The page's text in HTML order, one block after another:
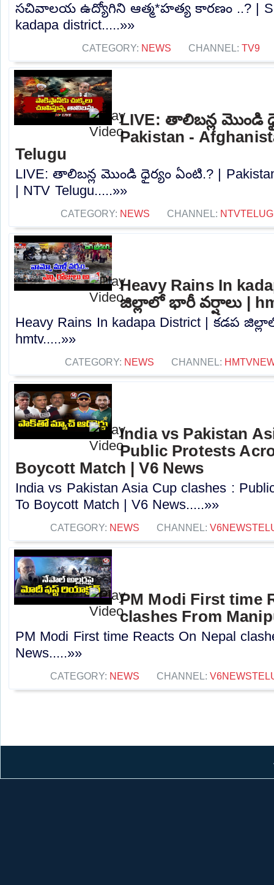
సచివాలయ ఉద్యోగిని ఆత్మ*హత్య కారణం ..? |
kadapa district.....»»
CATEGORY: NEWS CHANNEL: TV9
LIVE: తాలిబన్ల మొండి
Pakistan -
Telugu
LIVE: తాలిబన్ల మొండి ధైర్యం ఏంటి.? | Pakistan
| NTV Telugu.....»»
CATEGORY: NEWS CHANNEL:
Heavy Rains In
జిల్లాలో భారీ వర్షాలు |
Heavy Rains In kadapa District | కడప
hmtv.....»»
CATEGORY: NEWS CHANNEL:
India vs Pakistan
Public Protests
Boycott Match | V6 News
India vs Pakistan Asia Cup clashes :
To Boycott Match | V6 News.....»»
CATEGORY: NEWS CHANNEL:
PM Modi First time
clashes From
PM Modi First time Reacts On Nepal
News.....»»
CATEGORY: NEWS CHANNEL: